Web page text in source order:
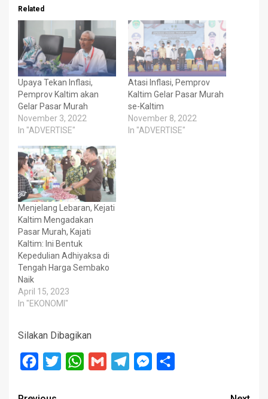
Related
Upaya Tekan Inflasi,
Pemprov Kaltim akan
Gelar Pasar Murah
November 3, 2022
In "ADVERTISE"
Atasi Inflasi, Pemprov
Kaltim Gelar Pasar Murah
se-Kaltim
November 8, 2022
In "ADVERTISE"
Menjelang Lebaran, Kejati
Kaltim Mengadakan
Pasar Murah, Kajati
Kaltim: Ini Bentuk
Kepedulian Adhiyaksa di
Tengah Harga Sembako
Naik
April 15, 2023
In "EKONOMI"
Silakan Dibagikan
Facebook
Twitter WhatsApp
Gmail TelegramMessenger